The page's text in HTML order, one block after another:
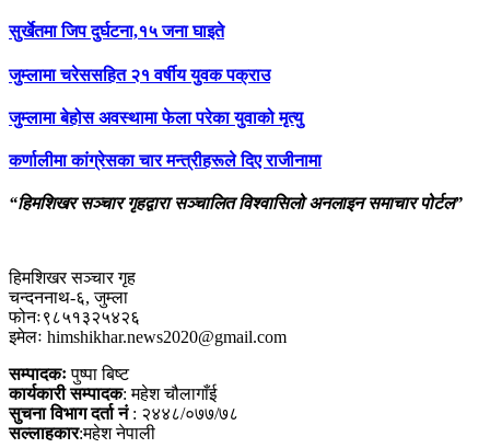
सुर्खेतमा जिप दुर्घटना,१५ जना घाइते
जुम्लामा चरेससहित २१ वर्षीय युवक पक्राउ
जुम्लामा बेहोस अवस्थामा फेला परेका युवाको मृत्यु
कर्णालीमा कांग्रेसका चार मन्त्रीहरूले दिए राजीनामा
“हिमशिखर सञ्चार गृहद्वारा सञ्चालित विश्वासिलो अनलाइन समाचार पोर्टल”
हिमशिखर सञ्चार गृह
चन्दननाथ-६, जुम्ला
फोनः९८५१३२५४२६
इमेलः himshikhar.news2020@gmail.com
सम्पादकःपुष्पा बिष्ट
कार्यकारी सम्पादक: महेश चौलागाँई
सुचना विभाग दर्ता नं: २४४८/०७७/७८
सल्लाहकार:महेश नेपाली